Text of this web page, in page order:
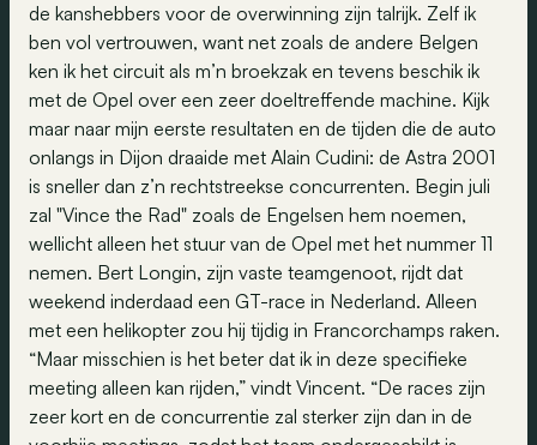
de kanshebbers voor de overwinning zijn talrijk. Zelf ik
ben vol vertrouwen, want net zoals de andere Belgen
ken ik het circuit als m’n broekzak en tevens beschik ik
met de Opel over een zeer doeltreffende machine. Kijk
maar naar mijn eerste resultaten en de tijden die de auto
onlangs in Dijon draaide met Alain Cudini: de Astra 2001
is sneller dan z’n rechtstreekse concurrenten. Begin juli
zal "Vince the Rad" zoals de Engelsen hem noemen,
wellicht alleen het stuur van de Opel met het nummer 11
nemen. Bert Longin, zijn vaste teamgenoot, rijdt dat
weekend inderdaad een GT-race in Nederland. Alleen
met een helikopter zou hij tijdig in Francorchamps raken.
“Maar misschien is het beter dat ik in deze specifieke
meeting alleen kan rijden,” vindt Vincent. “De races zijn
zeer kort en de concurrentie zal sterker zijn dan in de